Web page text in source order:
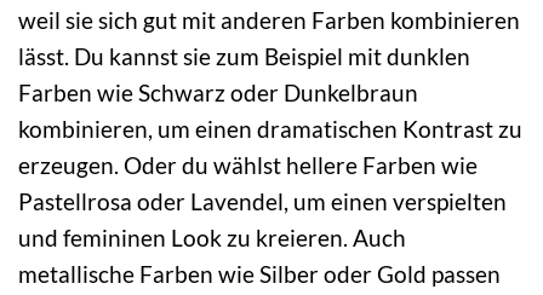
weil sie sich gut mit anderen Farben kombinieren
lässt. Du kannst sie zum Beispiel mit dunklen
Farben wie Schwarz oder Dunkelbraun
kombinieren, um einen dramatischen Kontrast zu
erzeugen. Oder du wählst hellere Farben wie
Pastellrosa oder Lavendel, um einen verspielten
und femininen Look zu kreieren. Auch
metallische Farben wie Silber oder Gold passen